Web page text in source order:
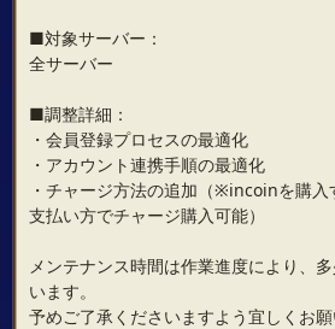
■対象サーバー：
全サーバー
■調整詳細：
・会員登録プロセスの最適化
・アカウント連携手順の最適化
・チャージ方法の追加（※incoinを購
支払い方でチャージ購入可能）
メンテナンス時間は作業進度により、
います。
予めご了承くださいますよう宜しくお願